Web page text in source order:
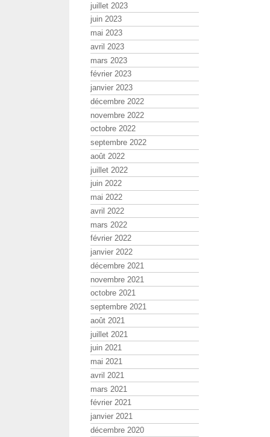
juillet 2023
juin 2023
mai 2023
avril 2023
mars 2023
février 2023
janvier 2023
décembre 2022
novembre 2022
octobre 2022
septembre 2022
août 2022
juillet 2022
juin 2022
mai 2022
avril 2022
mars 2022
février 2022
janvier 2022
décembre 2021
novembre 2021
octobre 2021
septembre 2021
août 2021
juillet 2021
juin 2021
mai 2021
avril 2021
mars 2021
février 2021
janvier 2021
décembre 2020